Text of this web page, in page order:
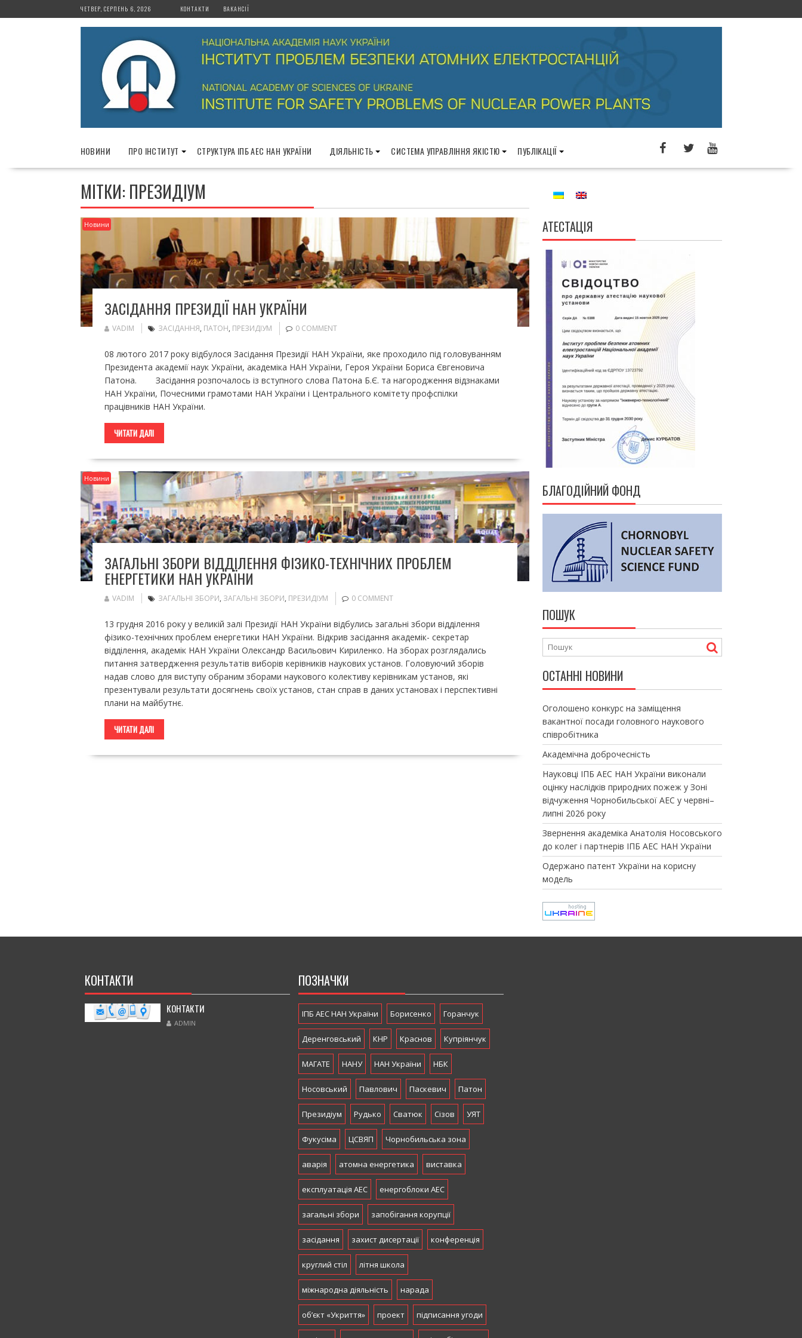
k
ЧЕТВЕР, СЕРПЕНЬ 6, 2026 КОНТАКТИ ВАКАНСІЇ
НОВИНИ ПРО ІНСТИТУТ СТРУКТУРА ІПБ АЕС НАН УКРАЇНИ ДІЯЛЬНІСТЬ СИСТЕМА УПРАВЛІННЯ ЯКІСТЮ ПУБЛІКАЦІЇ
МІТКИ: ПРЕЗИДІУМ
Новини
ЗАСІДАННЯ ПРЕЗИДІЇ НАН УКРАЇНИ
VADIM ЗАСІДАННЯ, ПАТОН, ПРЕЗИДІУМ 0 COMMENT
08 лютого 2017 року відбулося Засідання Президії НАН України, яке проходило під головуванням
Президента академії наук України, академіка НАН України, Героя України Бориса Євгеновича
Патона. Засідання розпочалось із вступного слова Патона Б.Є. та нагородження відзнаками
НАН України, Почесними грамотами НАН України і Центрального комітету профспілки
працівників НАН України.
ЧИТАТИ ДАЛІ
Новини
ЗАГАЛЬНІ ЗБОРИ ВІДДІЛЕННЯ ФІЗИКО-ТЕХНІЧНИХ ПРОБЛЕМ
ЕНЕРГЕТИКИ НАН УКРАЇНИ
VADIM ЗАГАЛЬНІ ЗБОРИ, ЗАГАЛЬНІ ЗБОРИ, ПРЕЗИДІУМ 0 COMMENT
13 грудня 2016 року у великій залі Президії НАН України відбулись загальні збори відділення
фізико-технічних проблем енергетики НАН України. Відкрив засідання академік- секретар
відділення, академік НАН України Олександр Васильович Кириленко. На зборах розглядались
питання затвердження результатів виборів керівників наукових установ. Головуючий зборів
надав слово для виступу обраним зборами наукового колективу керівникам установ, які
презентували результати досягнень своїх установ, стан справ в даних установах і перспективні
плани на майбутнє.
ЧИТАТИ ДАЛІ
АТЕСТАЦІЯ
БЛАГОДІЙНИЙ ФОНД
ПОШУК
ОСТАННІ НОВИНИ
Оголошено конкурс на заміщення
вакантної посади головного наукового
співробітника
Академічна доброчесність
Науковці ІПБ АЕС НАН України виконали
оцінку наслідків природних пожеж у Зоні
відчуження Чорнобильської АЕС у червні–
липні 2026 року
Звернення академіка Анатолія Носовського
до колег і партнерів ІПБ АЕС НАН України
Одержано патент України на корисну
модель
КОНТАКТИ
КОНТАКТИ
ADMIN
ПОЗНАЧКИ
ІПБ АЕС НАН України Борисенко Горанчук
Деренговський КНР Краснов Купріянчук
МАГАТЕ НАНУ НАН України НБК
Носовський Павлович Паскевич Патон
Президіум Рудько Сватюк Сізов УЯТ
Фукусіма ЦСВЯП Чорнобильська зона
аварія атомна енергетика виставка
експлуатація АЕС енергоблоки АЕС
загальні збори запобігання корупції
засідання захист дисертації конференція
круглий стіл літня школа
міжнародна діяльність нарада
об’єкт «Укриття» проект підписання угоди